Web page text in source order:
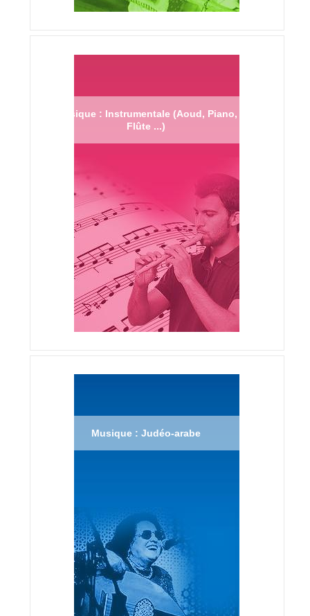
Musique : Instrumentale (Aoud, Piano,
Flûte ...)
Musique : Judéo-arabe